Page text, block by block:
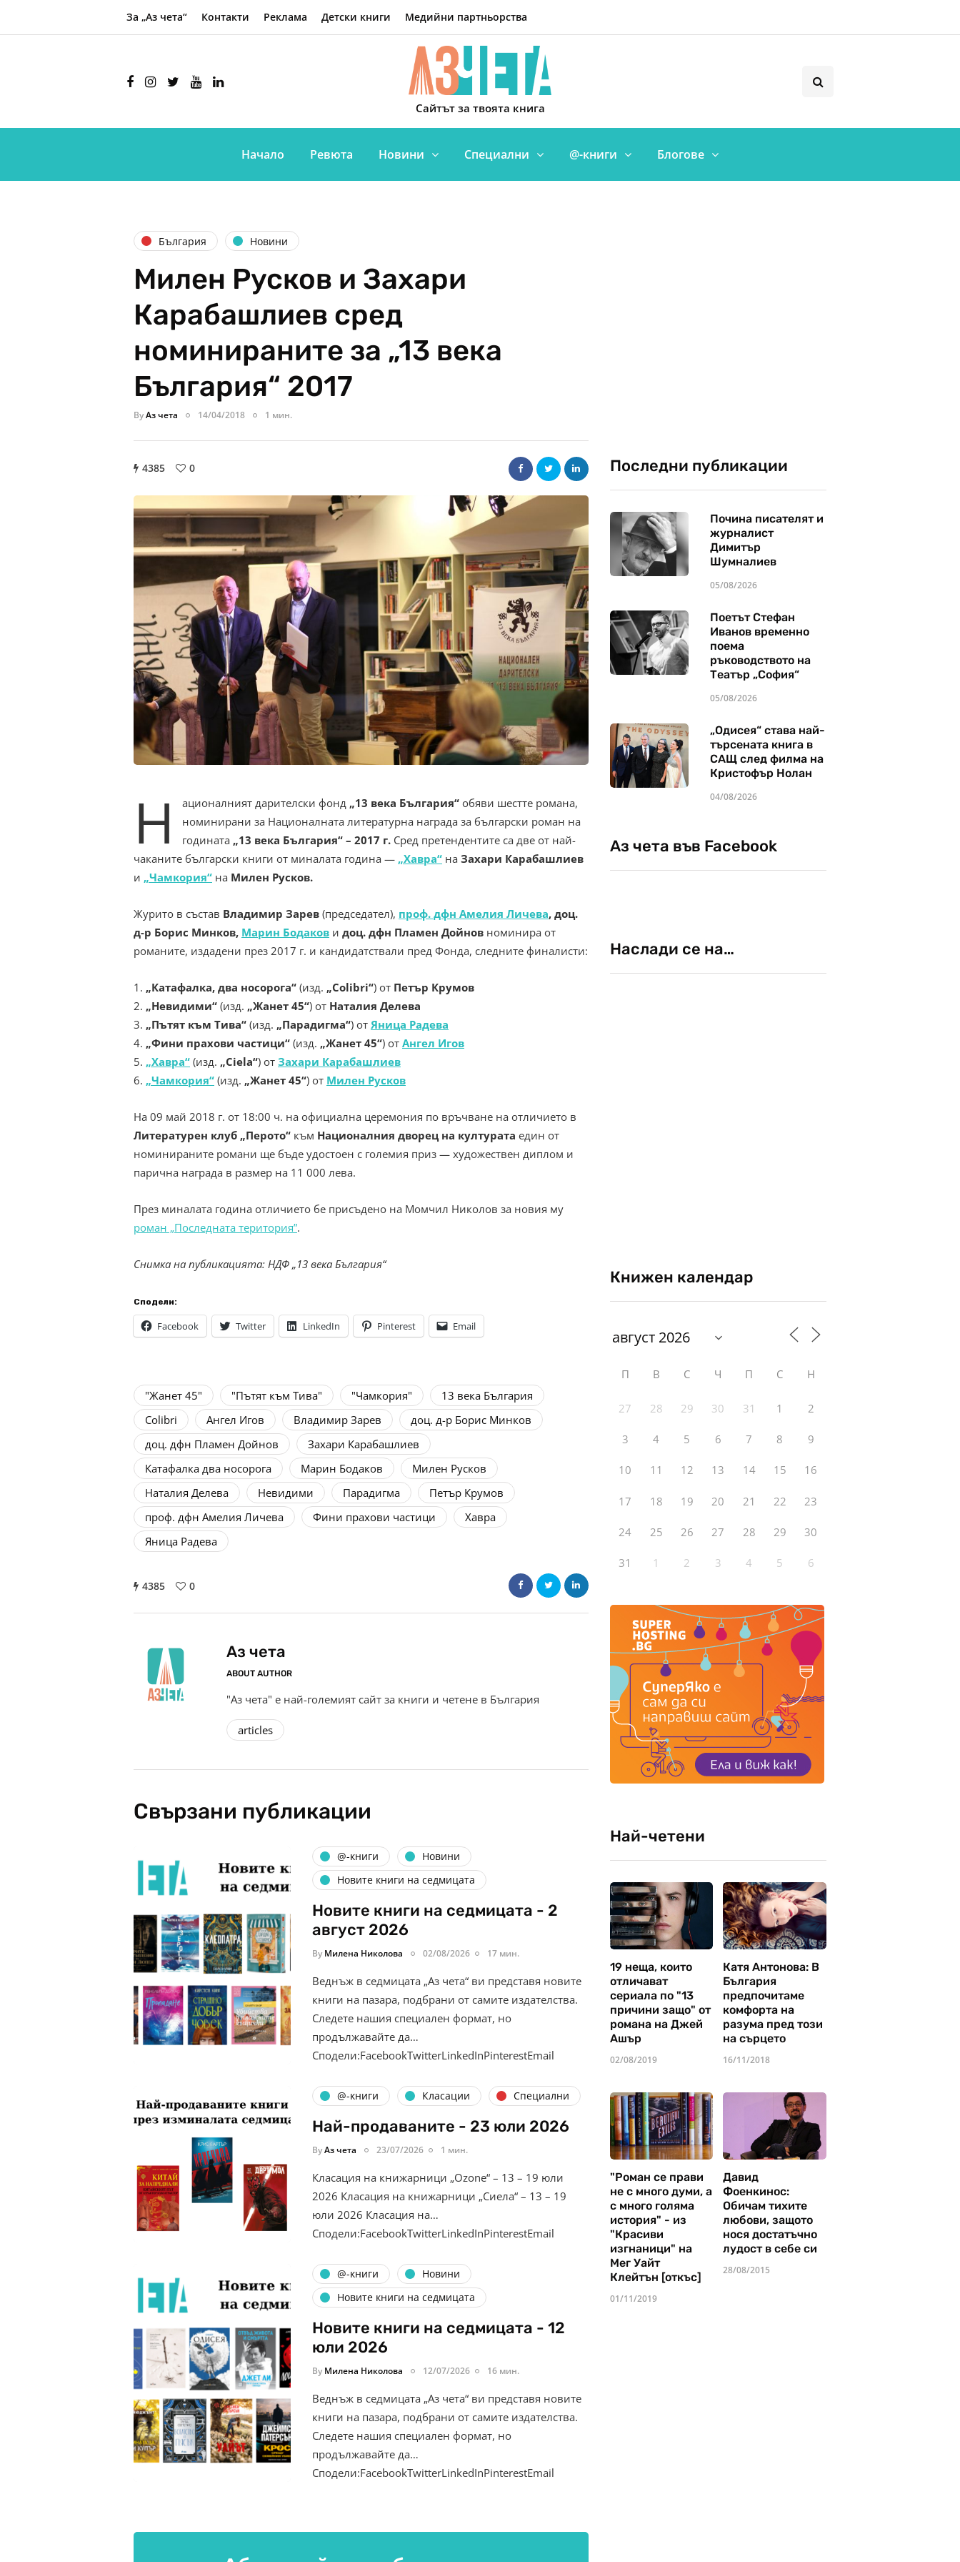
За „Аз чета“ Контакти Реклама Детски книги Медийни партньорства
Сайтът за твоята книга
Начало Ревюта Новини Специални @-книги Блогове
България Новини
Милен Русков и Захари
Карабашлиев сред
номинираните за „13 века
България“ 2017
ByАз чета 14/04/2018 1 мин.
4385 0
Н ационалният дарителски фонд „13 века България“ обяви шестте романа,
номинирани за Националната литературна награда за български роман на
годината „13 века България“ – 2017 г. Сред претендентите са две от най-
чаканите български книги от миналата година ― „Хавра“ на Захари Карабашлиев
и „Чамкория“ на Милен Русков.
Журито в състав Владимир Зарев (председател), проф. дфн Амелия Личева, доц.
д-р Борис Минков, Марин Бодаков и доц. дфн Пламен Дойнов номинира от
романите, издадени през 2017 г. и кандидатствали пред Фонда, следните финалисти:
1. „Катафалка, два носорога“ (изд. „Colibri“) от Петър Крумов
2. „Невидими“ (изд. „Жанет 45“) от Наталия Делева
3. „Пътят към Тива“ (изд. „Парадигма“) от Яница Радева
4. „Фини прахови частици“ (изд. „Жанет 45“) от Ангел Игов
5. „Хавра“ (изд. „Ciela“) от Захари Карабашлиев
6. „Чамкория“ (изд. „Жанет 45“) от Милен Русков
На 09 май 2018 г. от 18:00 ч. на официална церемония по връчване на отличието в
Литературен клуб „Перото“ към Националния дворец на културата един от
номинираните романи ще бъде удостоен с големия приз ― художествен диплом и
парична награда в размер на 11 000 лева.
През миналата година отличието бе присъдено на Момчил Николов за новия му
роман „Последната територия”.
Снимка на публикацията: НДФ „13 века България“
Сподели:
Facebook Twitter LinkedIn Pinterest Email
"Жанет 45" "Пътят към Тива" "Чамкория"
13 века България
Colibri
Ангел Игов Владимир Зарев
доц. д-р Борис Минков
доц. дфн Пламен Дойнов
Захари Карабашлиев
Катафалка два носорога
Марин Бодаков
Милен Русков
Наталия Делева
Невидими Парадигма
Петър Крумов
проф. дфн Амелия Личева
Фини прахови частици
Хавра
Яница Радева
4385 0
Аз чета
ABOUT AUTHOR
"Аз чета" е най-големият сайт за книги и четене в България
articles
Свързани публикации
@-книги
Новини
Новите книги на седмицата
Новите книги на седмицата - 2
август 2026
By Милена Николова 02/08/2026 17 мин.
Веднъж в седмицата „Аз чета“ ви представя новите
книги на пазара, подбрани от самите издателства.
Следете нашия специален формат, но
продължавайте да…
Сподели:FacebookTwitterLinkedInPinterestEmail
@-книги Класации Специални
Най-продаваните - 23 юли 2026
ByАз чета 23/07/2026 1 мин.
Класация на книжарници „Ozone“ – 13 – 19 юли
2026 Класация на книжарници „Сиела“ – 13 – 19
юли 2026 Класация на…
Сподели:FacebookTwitterLinkedInPinterestEmail
@-книги
Новини
Новите книги на седмицата
Новите книги на седмицата - 12
юли 2026
By Милена Николова 12/07/2026 16 мин.
Веднъж в седмицата „Аз чета“ ви представя новите
книги на пазара, подбрани от самите издателства.
Следете нашия специален формат, но
продължавайте да…
Сподели:FacebookTwitterLinkedInPinterestEmail
Последни публикации
Почина писателят и
журналист
Димитър
Шумналиев
05/08/2026
Поетът Стефан
Иванов временно
поема
ръководството на
Театър „София“
05/08/2026
„Одисея“ става най-
търсената книга в
САЩ след филма на
Кристофър Нолан
04/08/2026
Аз чета във Facebook
Наслади се на…
Книжен календар
П В С Ч П С Н
27 28 29 30 31 1 2
3 4 5 6 7 8 9
10 11 12 13 14 15 16
17 18 19 20 21 22 23
24 25 26 27 28 29 30
31 1 2 3 4 5 6
Най-четени
19 неща, които
отличават
сериала по "13
причини защо" от
романа на Джей
Ашър
02/08/2019
Катя Антонова: В
България
предпочитаме
комфорта на
разума пред този
на сърцето
16/11/2018
"Роман се прави
не с много думи, а
с много голяма
история" - из
"Красиви
изгнаници" на
Мег Уайт
Клейтън [откъс]
01/11/2019
Давид
Фоенкинос:
Обичам тихите
любови, защото
нося достатъчно
лудост в себе си
28/08/2015